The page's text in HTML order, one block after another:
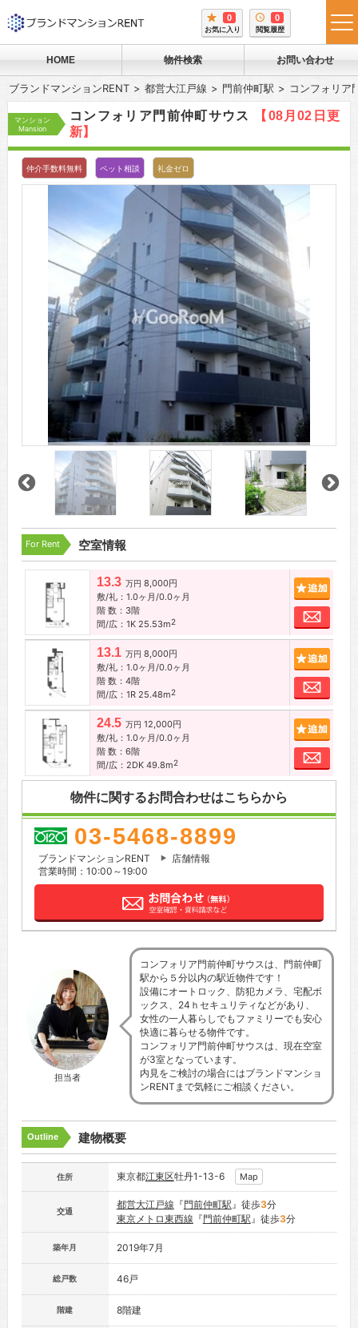
0
お気に入り
0
閲覧履歴
HOME 物件検索 お問い合わせ
ブランドマンションRENT 都営大江戸線 門前仲町駅 コンフォリア
マンション
Mansion
コンフォリア門前仲町サウス
【08月02日更
新】
仲介手数料無料 ペット相談 礼金ゼロ
For Rent 空室情報
13.3 万円 8,000円
敷/礼：1.0ヶ月/0.0ヶ月
階 数：3階
間/広：1K 25.53m2
お問
13.1 万円 8,000円
敷/礼：1.0ヶ月/0.0ヶ月
階 数：4階
間/広：1R 25.48m2
お問
24.5 万円 12,000円
敷/礼：1.0ヶ月/0.0ヶ月
階 数：6階
間/広：2DK 49.8m2
お問
物件に関するお問合わせはこちらから
03-5468-8899
ブランドマンションRENT
店舗情報
営業時間：10:00～19:00
担当者
コンフォリア門前仲町サウスは、門前仲町
駅から５分以内の駅近物件です！
設備にオートロック、防犯カメラ、宅配ボ
ックス、24ｈセキュリティなどがあり、
女性の一人暮らしでもファミリーでも安心
快適に暮らせる物件です。
コンフォリア門前仲町サウスは、現在空室
が3室となっています。
内見をご検討の場合にはブランドマンショ
ンRENTまで気軽にご相談ください。
Outline 建物概要
住所 東京都江東区牡丹1-13-6 Map
交通
都営大江戸線 『門前仲町駅』徒歩3分
東京メトロ東西線 『門前仲町駅』徒歩3分
築年月 2019年7月
総戸数 46戸
階建 8階建